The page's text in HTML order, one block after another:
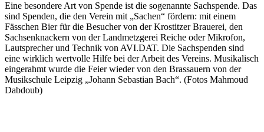
Eine besondere Art von Spende ist die sogenannte Sachspende. Das
sind Spenden, die den Verein mit „Sachen“ fördern: mit einem
Fässchen Bier für die Besucher von der Krostitzer Brauerei, den
Sachsenknackern von der Landmetzgerei Reiche oder Mikrofon,
Lautsprecher und Technik von AVI.DAT. Die Sachspenden sind
eine wirklich wertvolle Hilfe bei der Arbeit des Vereins. Musikalisch
eingerahmt wurde die Feier wieder von den Brassauern von der
Musikschule Leipzig „Johann Sebastian Bach“. (Fotos Mahmoud
Dabdoub)